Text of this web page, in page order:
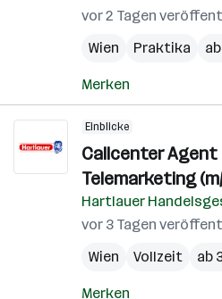
vor 2 Tagen
Wien
Praktika
Merken
Einblicke
Callcenter Agent
Telemarketing
Hartlauer
vor 3 Tagen
Wien
Vollzeit ab
Merken